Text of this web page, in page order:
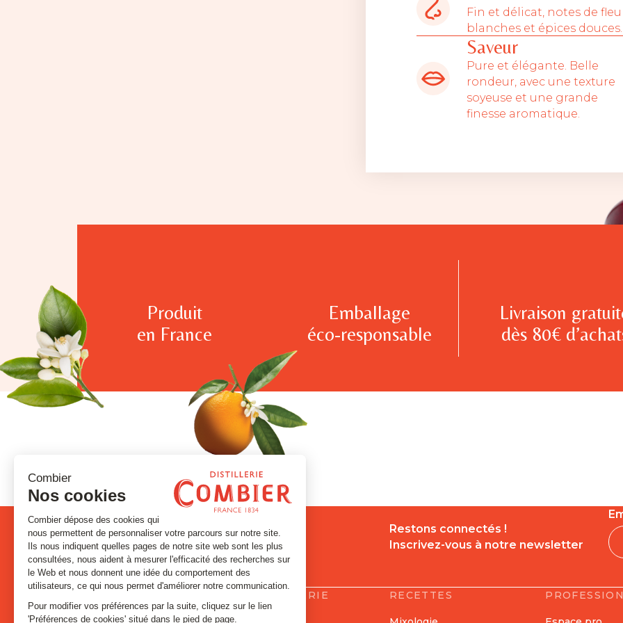
Fin et délicat, notes de
blanches et épices douces.
Saveur
Pure et élégante. Belle
rondeur, avec une texture
soyeuse et une grande
finesse aromatique.
Produit
en France
Emballage
éco-responsable
Livraison
dès 80€
Restons connectés !
Inscrivez-vous à notre newsletter
PRODUITS LA DISTILLERIE RECETTES